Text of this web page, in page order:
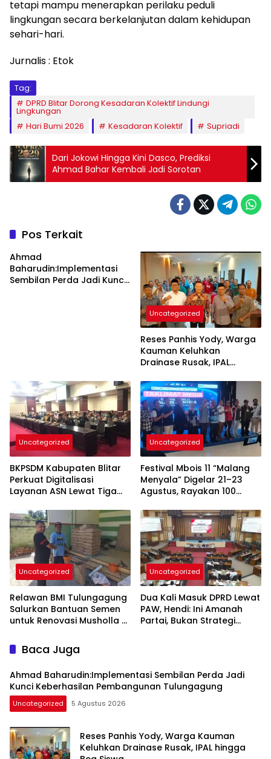
tetapi mampu menerapkan perilaku peduli
lingkungan secara berkelanjutan dalam kehidupan
sehari-hari.
Jurnalis : Etok
Tag:
DPRD Blitar Dorong Kesadaran Kolektif Lindungi
Lingkungan
Hari Bumi 2026
Kesadaran Kolektif Supriadi
Dari Jokowi Hingga Kini Dasco, Prediksi
Ahmad Bahar Kembali Jadi Sorotan
Pos Terkait
Ahmad
Baharudin:Implementasi
Sembilan Perda Jadi Kunci
Uncategorized
Reses Panhis Yody, Warga
Kauman Keluhkan
Drainase Rusak, IPAL
Uncategorized
BKPSDM Kabupaten Blitar
Perkuat Digitalisasi
Layanan ASN Lewat Tiga
Uncategorized
Festival Mbois 11 “Malang
Menyala” Digelar 21–23
Agustus, Rayakan 100
dan Status UNESCO
Uncategorized
Relawan BMI Tulungagung
Salurkan Bantuan Semen
untuk Renovasi Musholla Al
Uncategorized
Dua Kali Masuk DPRD Lewat
PAW, Hendi: Ini Amanah
Partai, Bukan Strategi
Baca Juga
Ahmad Baharudin:Implementasi Sembilan Perda Jadi
Kunci Keberhasilan Pembangunan Tulungagung
Uncategorized 5 Agustus 2026
Reses Panhis Yody, Warga Kauman
Keluhkan Drainase Rusak, IPAL hingga